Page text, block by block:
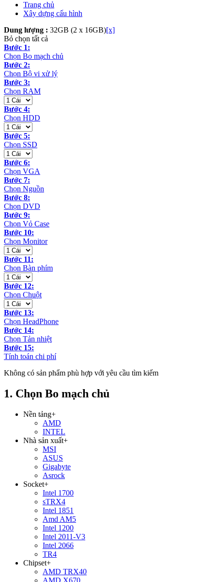
Trang chủ
Xây dựng cấu hình
Dung lượng : 32GB (2 x 16GB)[x]
Bỏ chọn tất cả
Bước 1:
Chọn Bo mạch chủ
Bước 2:
Chọn Bộ vi xử lý
Bước 3:
Chọn RAM
Bước 4:
Chọn HDD
Bước 5:
Chọn SSD
Bước 6:
Chọn VGA
Bước 7:
Chọn Nguồn
Bước 8:
Chọn DVD
Bước 9:
Chọn Vỏ Case
Bước 10:
Chọn Monitor
Bước 11:
Chọn Bàn phím
Bước 12:
Chọn Chuột
Bước 13:
Chọn HeadPhone
Bước 14:
Chọn Tản nhiệt
Bước 15:
Tính toán chi phí
Không có sản phẩm phù hợp với yêu cầu tìm kiếm
1. Chọn Bo mạch chủ
Nền tảng+
AMD
INTEL
Nhà sản xuất+
MSI
ASUS
Gigabyte
Asrock
Socket+
Intel 1700
sTRX4
Intel 1851
Amd AM5
Intel 1200
Intel 2011-V3
Intel 2066
TR4
Chipset+
AMD TRX40
AMD X670